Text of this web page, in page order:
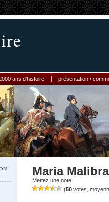
ans d’histoire présentation /
Maria
Mettez une note:
(50 votes,